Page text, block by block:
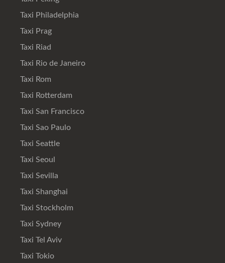
Taxi Philadelphia
Taxi Prag
Taxi Riad
Taxi Rio de Janeiro
Taxi Rom
Taxi Rotterdam
Taxi San Francisco
Taxi Sao Paulo
Taxi Seattle
Taxi Seoul
Taxi Sevilla
Taxi Shanghai
Taxi Stockholm
Taxi Sydney
Taxi Tel Aviv
Taxi Tokio